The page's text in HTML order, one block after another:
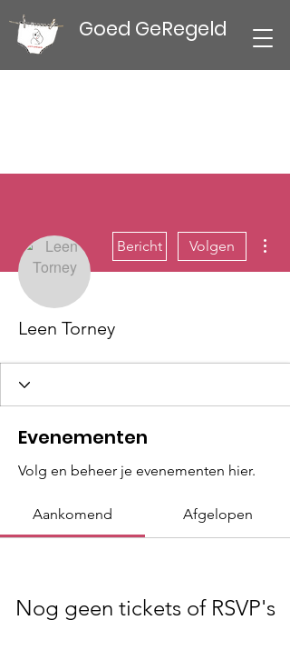
Goed GeRegeld
Bericht Volgen
Leen Torney
Evenementen
Volg en beheer je evenementen hier.
Aankomend Afgelopen
Nog geen tickets of RSVP's